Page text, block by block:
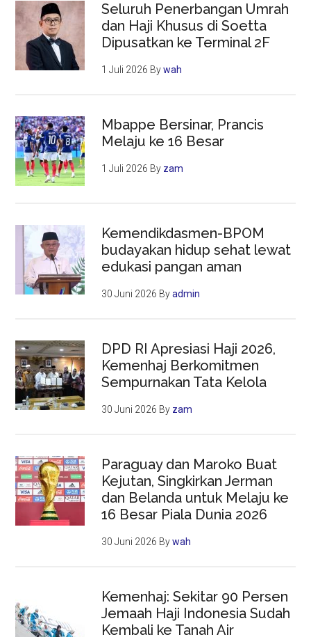
Seluruh Penerbangan Umrah
dan Haji Khusus di Soetta
Dipusatkan ke Terminal 2F
1 Juli 2026 Bywah
Mbappe Bersinar, Prancis
Melaju ke 16 Besar
1 Juli 2026 By zam
Kemendikdasmen-BPOM
budayakan hidup sehat lewat
edukasi pangan aman
30 Juni 2026 Byadmin
DPD RI Apresiasi Haji 2026,
Kemenhaj Berkomitmen
Sempurnakan Tata Kelola
30 Juni 2026 By zam
Paraguay dan Maroko Buat
Kejutan, Singkirkan Jerman
dan Belanda untuk Melaju ke
16 Besar Piala Dunia 2026
30 Juni 2026 Bywah
Kemenhaj: Sekitar 90 Persen
Jemaah Haji Indonesia Sudah
Kembali ke Tanah Air